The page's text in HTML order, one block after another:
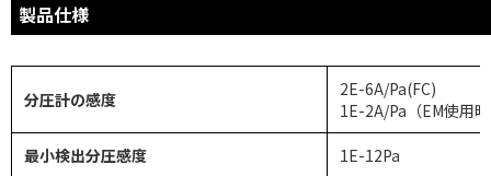
製品仕様
分圧計の感度
2E-6A/Pa(FC)
1E-2A/Pa（EM使用
最小検出分圧感度 1E-12Pa